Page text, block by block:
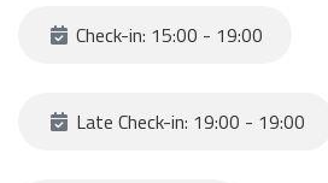
Check-in: 15:00 - 19:00
Late Check-in: 19:00 - 19:00